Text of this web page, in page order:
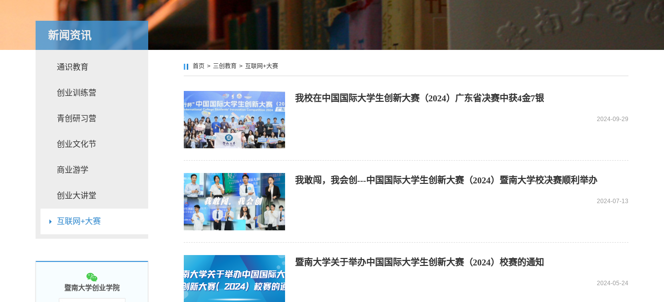
新闻资讯
通识教育
创业训练营
青创研习营
创业文化节
商业游学
创业大讲堂
互联网+大赛
暨南大学创业学院
首页 > 三创教育 > 互联网+大赛
我校在中国国际大学生创新大赛（2024）广东省决赛中获4金7银
2024-09-29
我敢闯，我会创---中国国际大学生创新大赛（2024）暨南大学校决赛顺利举办
2024-07-13
暨南大学关于举办中国国际大学生创新大赛（2024）校赛的通知
2024-05-24